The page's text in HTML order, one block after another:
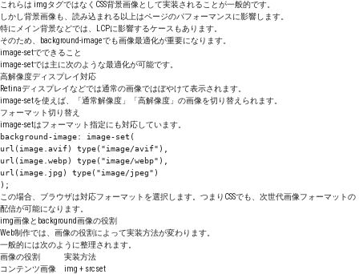
これらは imgタグではなくCSS背景画像として実装されることが一般的です。
しかし背景画像も、読み込まれる以上はページのパフォーマンスに影響します。
特にメイン背景などでは、LCPに影響するケースもあります。
そのため、background-imageでも画像最適化が重要になります。
image-setでできること
image-setでは主に次のような最適化が可能です。
高解像度ディスプレイ対応
Retinaディスプレイなどでは通常の画像ではぼやけて表示されます。
image-setを使えば、「通常解像度」「高解像度」の画像を切り替えられます。
フォーマット切り替え
image-setはフォーマット指定にも対応しています。
background-image: image-set(
url(image.avif) type("image/avif"),
url(image.webp) type("image/webp"),
url(image.jpg) type("image/jpeg")
);
この場合、ブラウザは対応フォーマットを選択します。つまりCSSでも、次世代画像フォーマットの
配信が可能になります。
img画像とbackground画像の役割
Web制作では、画像の役割によって実装方法が変わります。
一般的には次のように整理されます。
画像の役割
実装方法
コンテンツ画像
img + srcset